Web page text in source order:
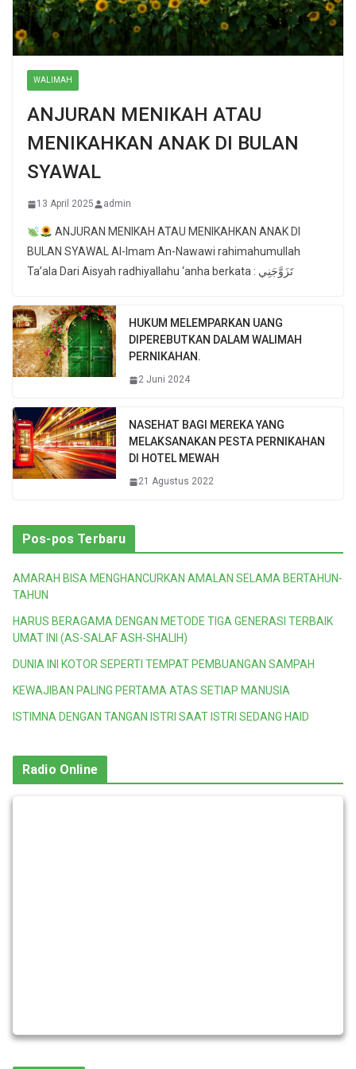
WALIMAH
ANJURAN MENIKAH ATAU
MENIKAHKAN ANAK DI BULAN
SYAWAL
13 April 2025 admin
ANJURAN MENIKAH ATAU MENIKAHKAN ANAK DI
BULAN SYAWAL Al-Imam An-Nawawi rahimahumullah
Ta’ala Dari Aisyah radhiyallahu ‘anha berkata : تَزَوَّجَنِي
HUKUM MELEMPARKAN UANG
DIPEREBUTKAN DALAM WALIMAH
PERNIKAHAN.
2 Juni 2024
NASEHAT BAGI MEREKA YANG
MELAKSANAKAN PESTA PERNIKAHAN
DI HOTEL MEWAH
21 Agustus 2022
Pos-pos Terbaru
AMARAH BISA MENGHANCURKAN AMALAN SELAMA BERTAHUN-
TAHUN
HARUS BERAGAMA DENGAN METODE TIGA GENERASI TERBAIK
UMAT INI (AS-SALAF ASH-SHALIH)
DUNIA INI KOTOR SEPERTI TEMPAT PEMBUANGAN SAMPAH
KEWAJIBAN PALING PERTAMA ATAS SETIAP MANUSIA
ISTIMNA DENGAN TANGAN ISTRI SAAT ISTRI SEDANG HAID
Radio Online